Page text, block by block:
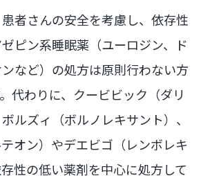
者さんの安全を考慮し、依存性
ピン系睡眠薬（ユーロジン、ド
など）の処方は原則行わない方
代わりに、クービビック（ダリ
ルズィ（ボルノレキサント）、
オン）やデエビゴ（レンボレキ
性の低い薬剤を中心に処方して